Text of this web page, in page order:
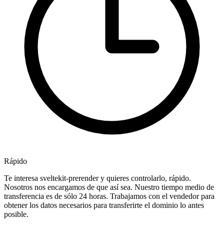
Rápido
Te interesa sveltekit-prerender y quieres controlarlo, rápido.
Nosotros nos encargamos de que así sea. Nuestro tiempo medio de
transferencia es de sólo 24 horas. Trabajamos con el vendedor para
obtener los datos necesarios para transferirte el dominio lo antes
posible.